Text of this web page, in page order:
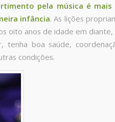
pela música é
infância. As lições
oito anos de idade em
tenha boa saúde,
condições.